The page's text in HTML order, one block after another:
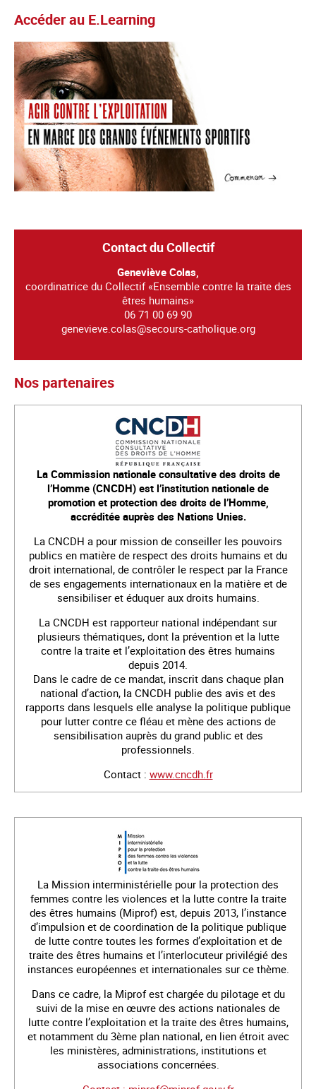
Accéder au E.Learning
Contact du Collectif
Geneviève Colas,
coordinatrice du Collectif «Ensemble contre la traite des
êtres humains»
06 71 00 69 90
genevieve.colas@secours-catholique.org
Nos partenaires
La Commission nationale consultative des droits de
l’Homme (CNCDH) est l’institution nationale de
promotion et protection des droits de l’Homme,
accréditée auprès des Nations Unies.
La CNCDH a pour mission de conseiller les pouvoirs
publics en matière de respect des droits humains et du
droit international, de contrôler le respect par la France
de ses engagements internationaux en la matière et de
sensibiliser et éduquer aux droits humains.
La CNCDH est rapporteur national indépendant sur
plusieurs thématiques, dont la prévention et la lutte
contre la traite et l’exploitation des êtres humains
depuis 2014.
Dans le cadre de ce mandat, inscrit dans chaque plan
national d’action, la CNCDH publie des avis et des
rapports dans lesquels elle analyse la politique publique
pour lutter contre ce fléau et mène des actions de
sensibilisation auprès du grand public et des
professionnels.
Contact : www.cncdh.fr
La Mission interministérielle pour la protection des
femmes contre les violences et la lutte contre la traite
des êtres humains (Miprof) est, depuis 2013, l’instance
d’impulsion et de coordination de la politique publique
de lutte contre toutes les formes d’exploitation et de
traite des êtres humains et l’interlocuteur privilégié des
instances européennes et internationales sur ce thème.
Dans ce cadre, la Miprof est chargée du pilotage et du
suivi de la mise en œuvre des actions nationales de
lutte contre l’exploitation et la traite des êtres humains,
et notamment du 3ème plan national, en lien étroit avec
les ministères, administrations, institutions et
associations concernées.